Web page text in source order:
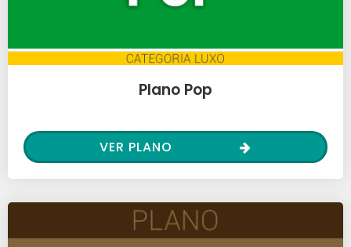
Plano Pop
VER PLANO